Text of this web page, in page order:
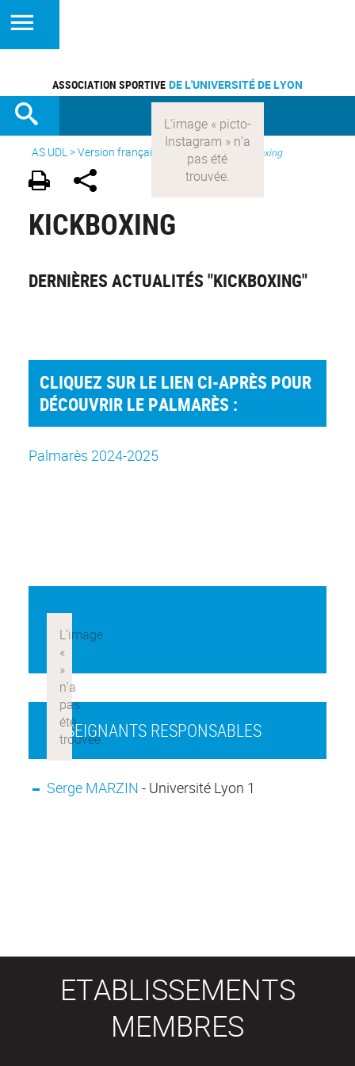
ASSOCIATION SPORTIVE DE L'UNIVERSITÉ DE LYON
AS UDL>Version française > Les sports > Kickboxing
KICKBOXING
DERNIÈRES ACTUALITÉS "KICKBOXING"
CLIQUEZ SUR LE LIEN CI-APRÈS POUR
DÉCOUVRIR LE PALMARÈS :
Palmarès 2024-2025
ENSEIGNANTS RESPONSABLES
Serge MARZIN - Université Lyon 1
ETABLISSEMENTS
MEMBRES